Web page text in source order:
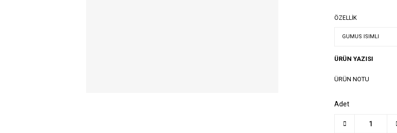
ÖZELLİK
ÜRÜN YAZISI
ÜRÜN NOTU
Adet